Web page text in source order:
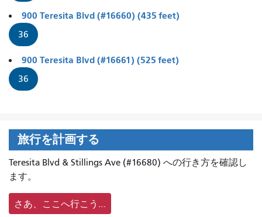
900 Teresita Blvd (#16660) (435 feet)
36
900 Teresita Blvd (#16661) (525 feet)
36
旅行を計画する
Teresita Blvd & Stillings Ave (#16680) への行き方を確認し
ます。
さあ、ここへ行こう…